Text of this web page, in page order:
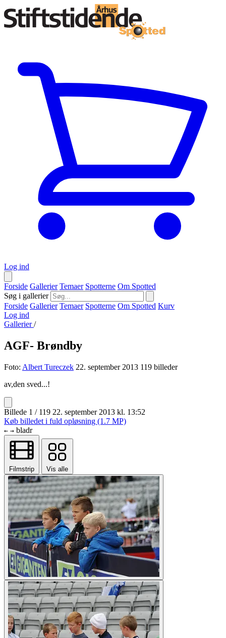
Log ind
Forside Gallerier Temaer Spotterne Om Spotted
Søg i gallerier
Forside Gallerier Temaer Spotterne Om Spotted Kurv
Log ind
Gallerier/
AGF- Brøndby
Foto: Albert Tureczek 22. september 2013 119 billeder
av,den sved...!
Billede 1 / 119 22. september 2013 kl. 13:52
Køb billedet i fuld opløsning (1.7 MP)
← → bladr
Filmstrip Vis alle